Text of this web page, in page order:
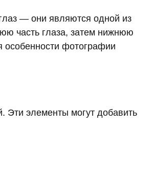
— они являются одной из
часть глаза, затем нижнюю
особенности фотографии
Эти элементы могут добавить